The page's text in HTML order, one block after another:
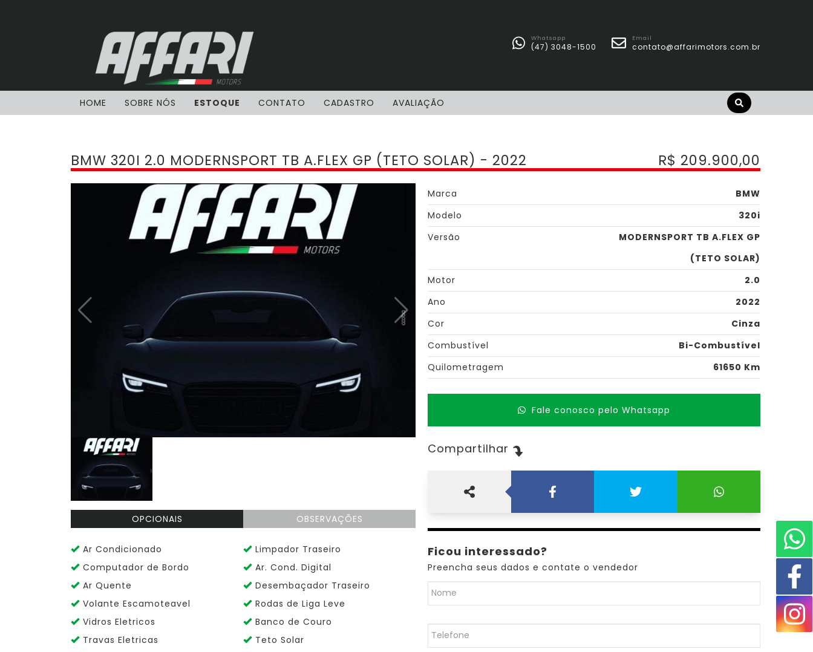
Whatsapp
(47) 3048-1500
Email
contato@affarimotors.com.br
HOME SOBRE NÓS ESTOQUE CONTATO CADASTRO AVALIAÇÃO
BMW 320I 2.0 MODERNSPORT TB A.FLEX GP (TETO SOLAR) - 2022 R$ 209.900,00
OPCIONAIS OBSERVAÇÕES
Ar Condicionado
Limpador Traseiro
Computador de Bordo
Ar. Cond. Digital
Ar Quente
Desembaçador Traseiro
Volante Escamoteavel
Rodas de Liga Leve
Vidros Eletricos
Banco de Couro
Travas Eletricas
Teto Solar
Marca
BMW
Modelo
320i
Versão
MODERNSPORT TB A.FLEX GP
(TETO SOLAR)
Motor
2.0
Ano
2022
Cor
Cinza
Combustível
Bi-Combustível
Quilometragem
61650 Km
Fale conosco pelo Whatsapp
Compartilhar
Ficou interessado?
Preencha seus dados e contate o vendedor